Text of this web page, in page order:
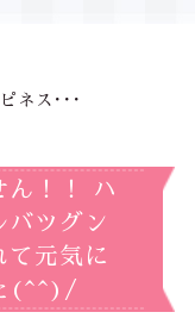
ネス･･･
ん！！ ハ
バツグン
て元気に
(^^)/